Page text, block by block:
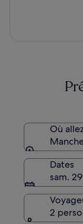
Où
Dates
sam.
2